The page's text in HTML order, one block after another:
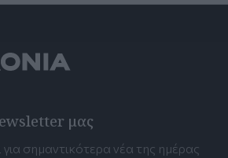
μας
σημαντικότερα νέα της ημέρας